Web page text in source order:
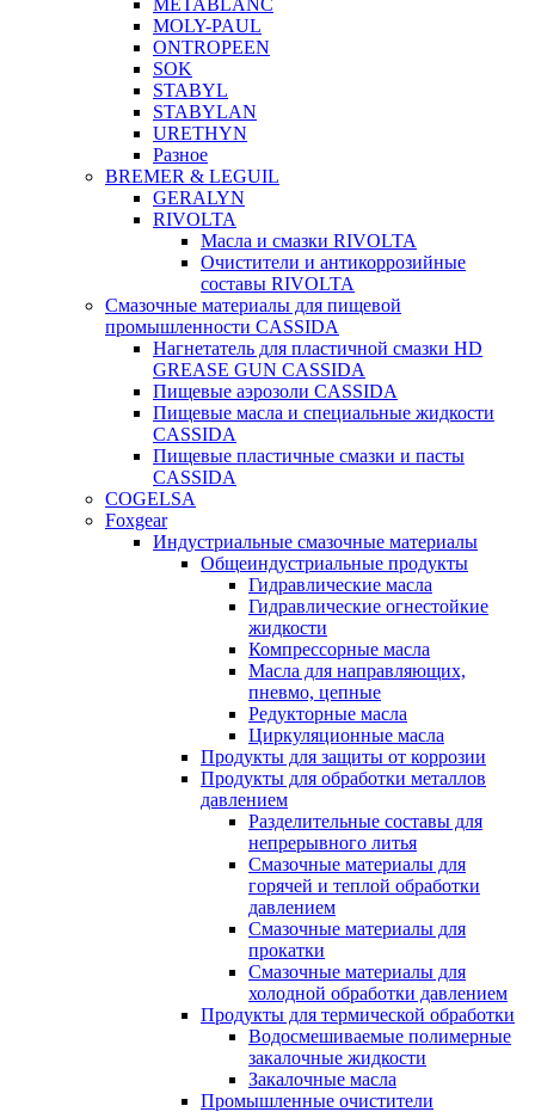
METABLANC
MOLY-PAUL
ONTROPEEN
SOK
STABYL
STABYLAN
URETHYN
Разное
BREMER & LEGUIL
GERALYN
RIVOLTA
Масла и смазки RIVOLTA
Очистители и антикоррозийные
составы RIVOLTA
Смазочные материалы для пищевой
промышленности CASSIDA
Нагнетатель для пластичной смазки HD
GREASE GUN CASSIDA
Пищевые аэрозоли CASSIDA
Пищевые масла и специальные жидкости
CASSIDA
Пищевые пластичные смазки и пасты
CASSIDA
COGELSA
Foxgear
Индустриальные смазочные материалы
Общеиндустриальные продукты
Гидравлические масла
Гидравлические огнестойкие
жидкости
Компрессорные масла
Масла для направляющих,
пневмо, цепные
Редукторные масла
Циркуляционные масла
Продукты для защиты от коррозии
Продукты для обработки металлов
давлением
Разделительные составы для
непрерывного литья
Смазочные материалы для
горячей и теплой обработки
давлением
Смазочные материалы для
прокатки
Смазочные материалы для
холодной обработки давлением
Продукты для термической обработки
Водосмешиваемые полимерные
закалочные жидкости
Закалочные масла
Промышленные очистители